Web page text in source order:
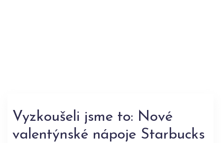
Vyzkoušeli jsme to: Nové
valentýnské nápoje Starbucks